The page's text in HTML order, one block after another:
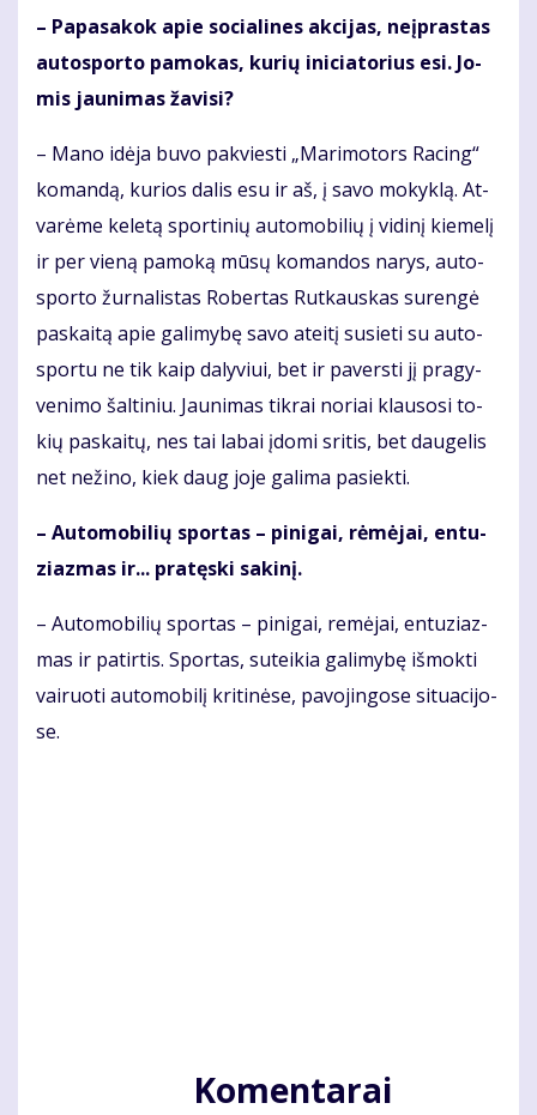
– Pa­pa­sa­kok apie so­cia­li­nes ak­ci­jas, ne­įpras­tas
au­to­spor­to pa­mo­kas, ku­rių ini­cia­to­rius esi. Jo­
mis jau­ni­mas ža­vi­si?
– Ma­no idė­ja bu­vo pa­kvies­ti „Ma­ri­mo­tors Ra­cing“
ko­man­dą, ku­rios da­lis esu ir aš, į sa­vo mo­kyk­lą. At­
va­rė­me ke­le­tą spor­ti­nių au­to­mo­bi­lių į vi­di­nį kie­me­lį
ir per vie­ną pa­mo­ką mū­sų ko­man­dos na­rys, au­to­
spor­to žur­na­lis­tas Ro­ber­tas Rut­kaus­kas su­ren­gė
pa­skai­tą apie ga­li­my­bę sa­vo at­ei­tį su­sie­ti su au­to­
spor­tu ne tik kaip da­ly­viui, bet ir pa­vers­ti jį pra­gy­
ve­ni­mo šal­ti­niu. Jau­ni­mas tik­rai no­riai klau­so­si to­
kių pa­skai­tų, nes tai la­bai įdo­mi sri­tis, bet dau­ge­lis
net ne­ži­no, kiek daug jo­je ga­li­ma pa­siek­ti.
– Au­to­mo­bi­lių spor­tas – pi­ni­gai, rė­mė­jai, en­tu­
ziaz­mas ir... pra­tęs­ki sa­ki­nį.
– Au­to­mo­bi­lių spor­tas – pi­ni­gai, re­mė­jai, en­tu­ziaz­
mas ir pa­tir­tis. Spor­tas, su­tei­kia ga­li­my­bę iš­mok­ti
vai­ruo­ti au­to­mo­bi­lį kri­ti­nė­se, pa­vo­jin­go­se si­tu­a­ci­jo­
se.
Komentarai